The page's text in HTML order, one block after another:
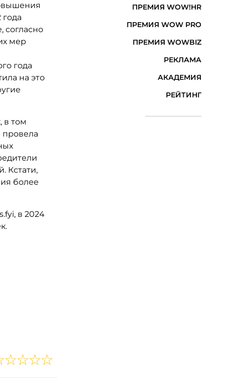
согласно
мер
года
на это
в том
провела
Кстати,
более
в 2024
ПРЕМИЯ WOW!HR
ПРЕМИЯ WOW PRO
ПРЕМИЯ WOWBIZ
РЕКЛАМА
АКАДЕМИЯ
РЕЙТИНГ